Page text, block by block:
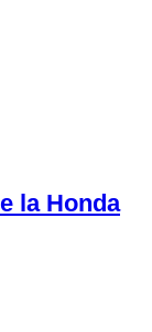
la Honda